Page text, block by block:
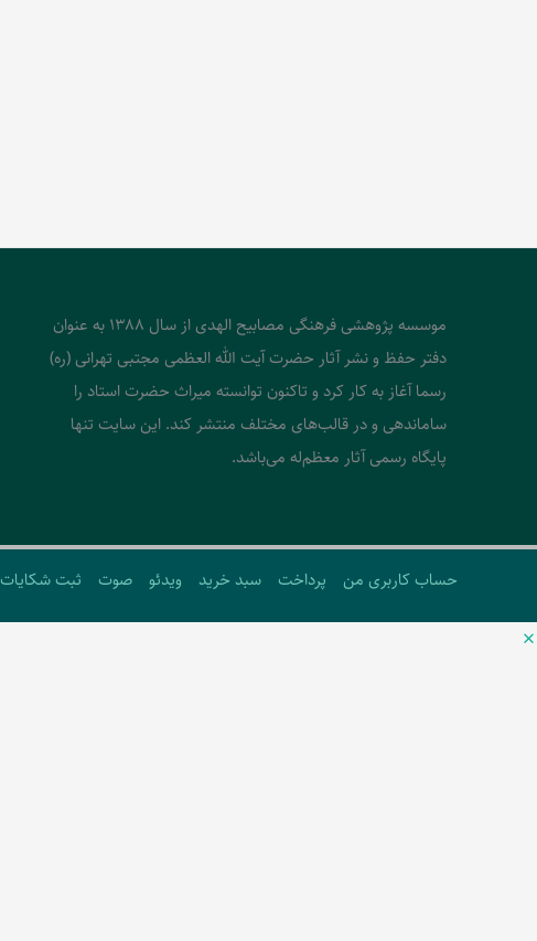
موسسه پژوهشی فرهنگی مصابیح الهدی از سال 1388 به عنوان
دفتر حفظ و نشر آثار حضرت آیت الله العظمی مجتبی تهرانی (ره)
رسما آغاز به کار کرد و تاکنون توانسته میراث حضرت استاد را
ساماندهی و در قالب‌های مختلف منتشر کند. این سایت تنها
پایگاه رسمی آثار معظم‌له می‌باشد.
حساب کاربری من پرداخت سبد خرید ویدئو صوت ثبت شکایات